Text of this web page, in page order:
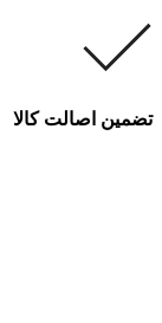
تضمین اصالت کالا